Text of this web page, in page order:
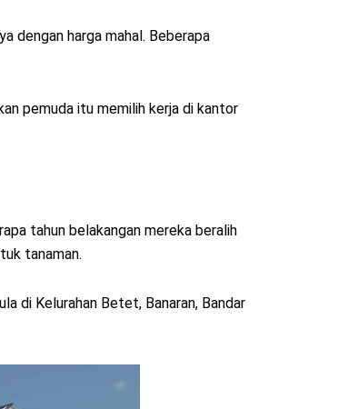
dengan harga mahal. Beberapa
pemuda itu memilih kerja di kantor
tahun belakangan mereka beralih
tanaman.
di Kelurahan Betet, Banaran, Bandar